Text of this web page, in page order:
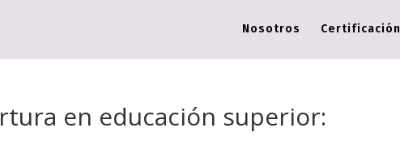
Nosotros Certificación
en educación superior: